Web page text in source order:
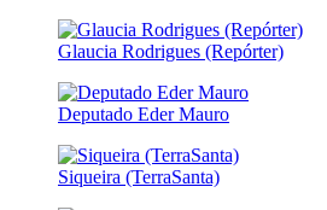
Glaucia Rodrigues (Repórter)
Deputado Eder Mauro
Siqueira (TerraSanta)